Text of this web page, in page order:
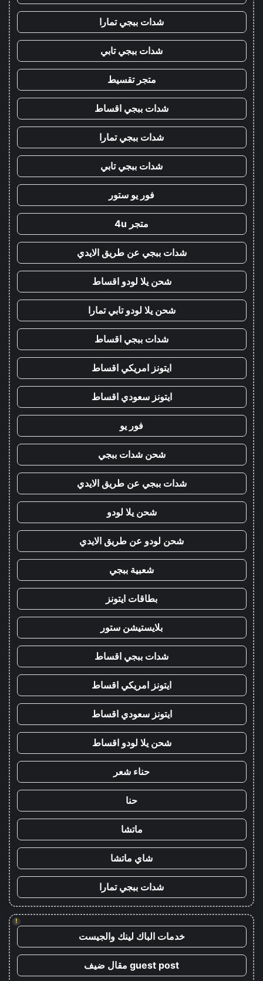
شدات ببجي تمارا
شدات ببجي تابي
متجر تقسيط
شدات ببجي اقساط
شدات ببجي تمارا
شدات ببجي تابي
فور يو ستور
متجر 4u
شدات ببجي عن طريق الايدي
شحن يلا لودو اقساط
شحن يلا لودو تابي تمارا
شدات ببجي اقساط
ايتونز امريكي اقساط
ايتونز سعودي اقساط
فور يو
شحن شدات ببجي
شدات ببجي عن طريق الايدي
شحن يلا لودو
شحن لودو عن طريق الايدي
شعبية ببجي
بطاقات ايتونز
بلايستيشن ستور
شدات ببجي اقساط
ايتونز امريكي اقساط
ايتونز سعودي اقساط
شحن يلا لودو اقساط
حناء شعر
حنا
ماتشا
شاي ماتشا
شدات ببجي تمارا
!
خدمات الباك لينك والجيست
guest post مقال ضيف